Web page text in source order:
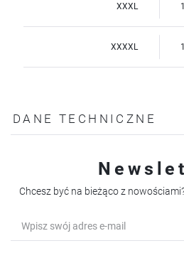
XXXL
XXXXL
DANE TECHNICZNE
Chcesz być na bieżąco z